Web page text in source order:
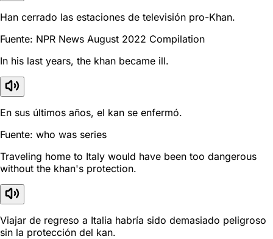
Han cerrado las estaciones de televisión pro-Khan.
Fuente: NPR News August 2022 Compilation
In his last years, the khan became ill.
En sus últimos años, el kan se enfermó.
Fuente: who was series
Traveling home to Italy would have been too dangerous
without the khan's protection.
Viajar de regreso a Italia habría sido demasiado peligroso
sin la protección del kan.